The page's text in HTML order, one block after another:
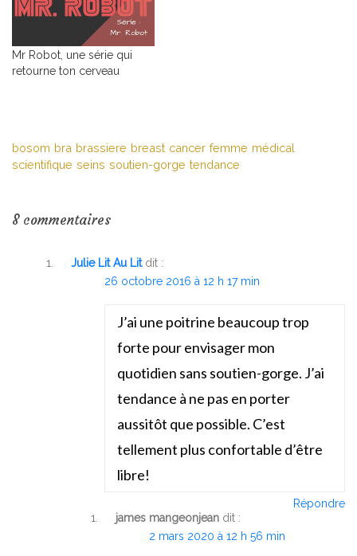
Mr Robot, une série qui
retourne ton cerveau
bosom bra brassiere breast cancer femme médical
scientifique seins soutien-gorge tendance
8 commentaires
Julie Lit Au Lit dit :
26 octobre 2016 à 12 h 17 min
J’ai une poitrine beaucoup trop
forte pour envisager mon
quotidien sans soutien-gorge. J’ai
tendance à ne pas en porter
aussitôt que possible. C’est
tellement plus confortable d’être
libre!
Répondre
james mangeonjean dit :
2 mars 2020 à 12 h 56 min